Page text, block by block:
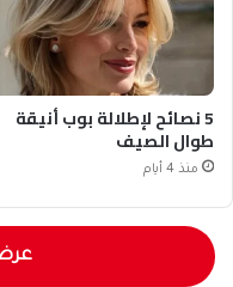
5 نصائح لإطلالة بوب أنيقة
طوال الصيف
منذ 4 أيام